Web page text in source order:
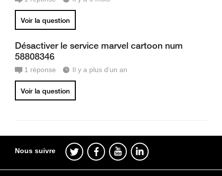
Voir la question
Désactiver le service marvel cartoon num
58808346
1 réponse Il y a plus d'un an
Voir la question
Nous suivre